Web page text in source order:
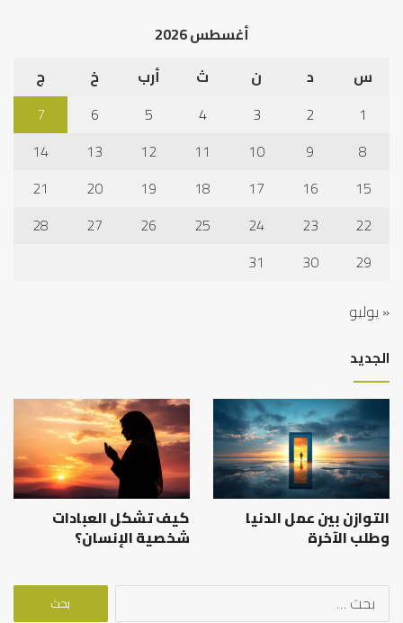
أغسطس 2026
س
د ن ث أرب خ
ج
1
2
3
4
5
6
7
8
9
10
11
12
13
14
15
16
17
18
19
20
21
22
23
24
25
26
27
28
29
30
31
« يوليو
الجديد
التوازن بين عمل الدنيا
وطلب الآخرة
كيف تشكل العبادات
شخصية الإنسان؟
البحث